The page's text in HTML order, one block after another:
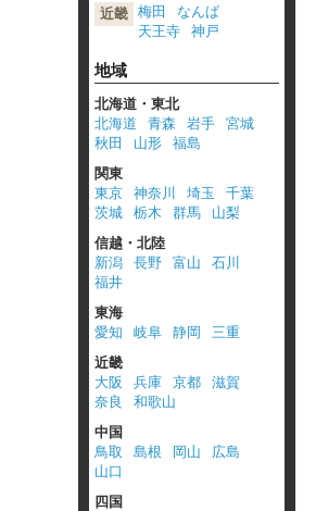
近畿 梅田
なんば
天王寺
神戸
地域
北海道・東北
北海道
青森 岩手
宮城
秋田
山形
福島
関東
東京
神奈川 埼玉
千葉
茨城
栃木 群馬
山梨
信越・北陸
新潟
長野 富山
石川
福井
東海
愛知
岐阜 静岡
三重
近畿
大阪
兵庫 京都
滋賀
奈良
和歌山
中国
鳥取
島根 岡山
広島
山口
四国